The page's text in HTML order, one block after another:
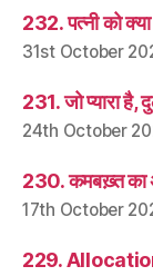
232. पत्नी को क्या
31st October
231. जो प्यारा है,
24th October
230. कमबख़्त का
17th October
229.